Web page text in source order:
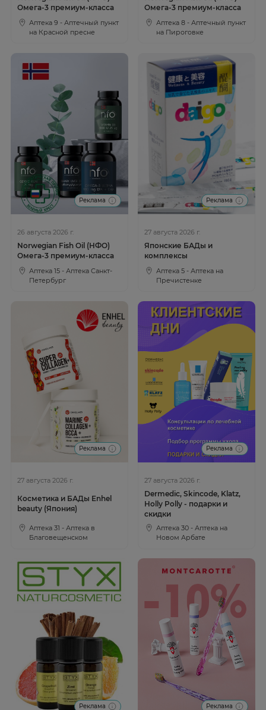
Омега-3 премиум-класса
Аптека 9 - Аптечный пункт
на Красной пресне
Омега-3 премиум-класса
Аптека 8 - Аптечный пункт
на Пироговке
Реклама
26 августа 2026 г.
Norwegian Fish Oil (НФО)
Омега-3 премиум-класса
Аптека 15 - Аптека Санкт-
Петербург
Реклама
27 августа 2026 г.
Японские БАДы и
комплексы
Аптека 5 - Аптека на
Пречистенке
Реклама
27 августа 2026 г.
Косметика и БАДы Enhel
beauty (Япония)
Аптека 31 - Аптека в
Благовещенском
Реклама
27 августа 2026 г.
Dermedic, Skincode, Klatz,
Holly Polly - подарки и
скидки
Аптека 30 - Аптека на
Новом Арбате
Реклама Реклама